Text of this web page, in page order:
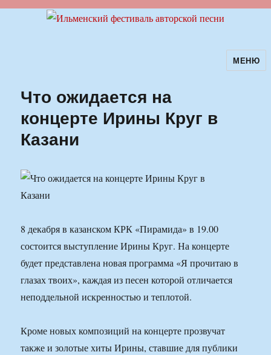
Ильменский фестиваль авторскойМЕНЮ
Что ожидается на
концерте Ирины Круг в
Казани
8 декабря в казанском КРК «Пирамида» в 19.00
состоится выступление Ирины Круг. На концерте
будет представлена новая программа «Я прочитаю в
глазах твоих», каждая из песен которой отличается
неподдельной искренностью и теплотой.
Кроме новых композиций на концерте прозвучат
также и золотые хиты Ирины, ставшие для публики